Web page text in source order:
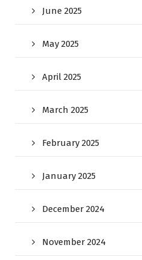
June 2025
May 2025
April 2025
March 2025
February 2025
January 2025
December 2024
November 2024